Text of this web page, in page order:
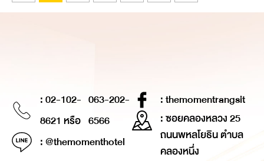
: 02-102-
8621 หรือ
063-202-
6566
: @themomenthotel
: themomentrangsit
: ซอยคลองหลวง 25
ถนนพหลโยธิน ตำบล
คลองหนึ่ง